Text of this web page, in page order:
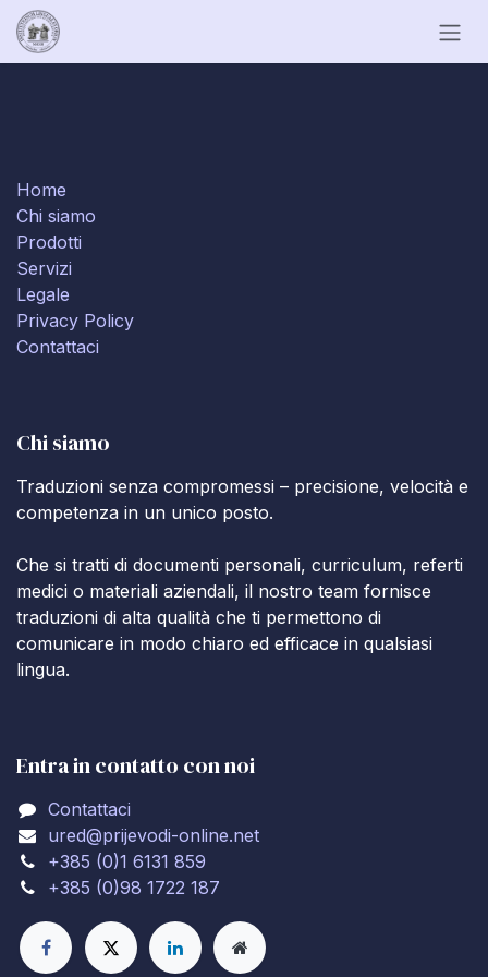
Skip to Content
Home
Chi siamo
Prodotti
Servizi
Legale
Privacy Policy
Contattaci
Chi siamo
Traduzioni senza compromessi – precisione, velocità e
competenza in un unico posto.
Che si tratti di documenti personali, curriculum, referti
medici o materiali aziendali, il nostro team fornisce
traduzioni di alta qualità che ti permettono di
comunicare in modo chiaro ed efficace in qualsiasi
lingua.
Entra in contatto con noi
Contattaci
ured@prijevodi-online.net
+385 (0)1 6131 859
+385 (0)98 1722 187